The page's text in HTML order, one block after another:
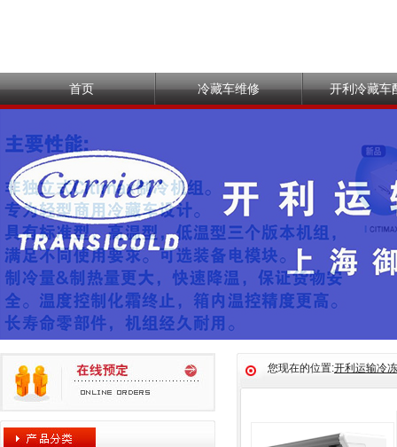
首页 冷藏车维修 开利冷藏车
您现在的位置:开利运输冷